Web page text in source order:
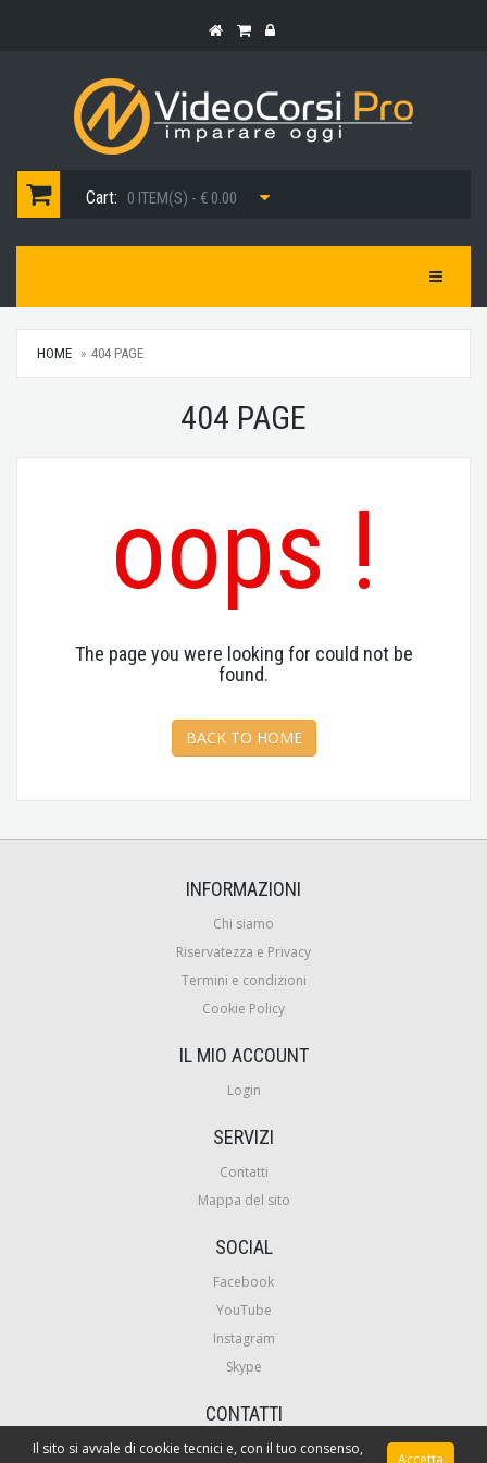
Cart: 0 ITEM(S) - € 0.00
Toggle
HOME 404 PAGE
404 PAGE
oops !
The page you were looking for could not be
found.
BACK TO HOME
INFORMAZIONI
Chi siamo
Riservatezza e Privacy
Termini e condizioni
Cookie Policy
IL MIO ACCOUNT
Login
SERVIZI
Contatti
Mappa del sito
SOCIAL
Facebook
YouTube
Instagram
Skype
CONTATTI
VideoCorsiPro
Accetta
Il sito si avvale di cookie tecnici e, con il tuo consenso,